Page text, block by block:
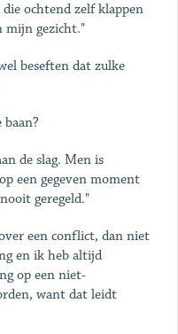
ochtend zelf klappen
mijn gezicht."
beseften dat zulke
de slag. Men is
een gegeven moment
geregeld."
een conflict, dan niet
en ik heb altijd
op een niet-
want dat leidt